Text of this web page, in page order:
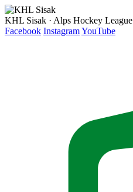
KHL Sisak · Alps Hockey League
Facebook InstagramYouTube